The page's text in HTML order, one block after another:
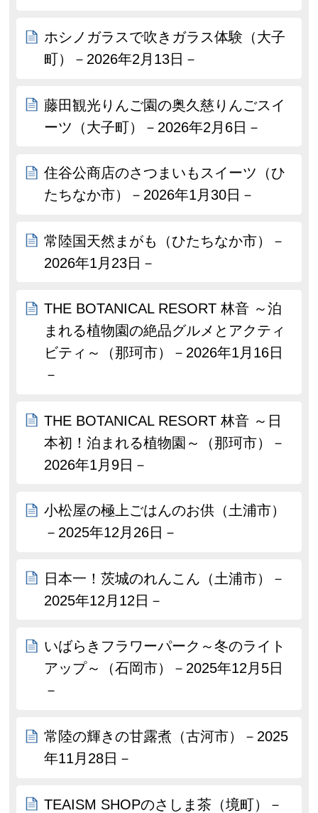
ホシノガラスで吹きガラス体験（大子
町）－2026年2月13日－
藤田観光りんご園の奥久慈りんごスイ
ーツ（大子町）－2026年2月6日－
住谷公商店のさつまいもスイーツ（ひ
たちなか市）－2026年1月30日－
常陸国天然まがも（ひたちなか市）－
2026年1月23日－
THE BOTANICAL RESORT 林音 ～泊
まれる植物園の絶品グルメとアクティ
ビティ～（那珂市）－2026年1月16日
－
THE BOTANICAL RESORT 林音 ～日
本初！泊まれる植物園～（那珂市）－
2026年1月9日－
小松屋の極上ごはんのお供（土浦市）
－2025年12月26日－
日本一！茨城のれんこん（土浦市）－
2025年12月12日－
いばらきフラワーパーク～冬のライト
アップ～（石岡市）－2025年12月5日
－
常陸の輝きの甘露煮（古河市）－2025
年11月28日－
TEAISM SHOPのさしま茶（境町）－